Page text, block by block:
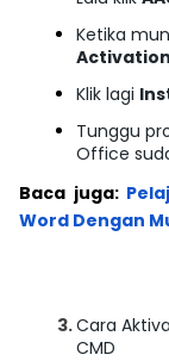
Ketika
Activation
Klik lagi
Tunggu
Office
Baca juga:
Word Dengan
Cara
CMD